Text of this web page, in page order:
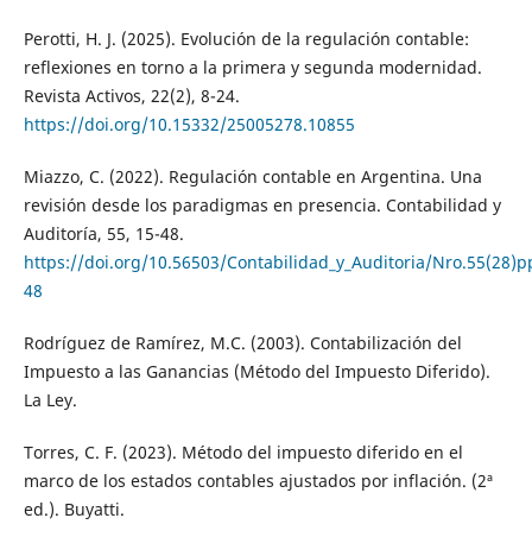
Perotti, H. J. (2025). Evolución de la regulación contable:
reflexiones en torno a la primera y segunda modernidad.
Revista Activos, 22(2), 8-24.
https://doi.org/10.15332/25005278.10855
Miazzo, C. (2022). Regulación contable en Argentina. Una
revisión desde los paradigmas en presencia. Contabilidad y
Auditoría, 55, 15-48.
https://doi.org/10.56503/Contabilidad_y_Auditoria/
48
Rodríguez de Ramírez, M.C. (2003). Contabilización del
Impuesto a las Ganancias (Método del Impuesto Diferido).
La Ley.
Torres, C. F. (2023). Método del impuesto diferido en el
marco de los estados contables ajustados por inflación. (2ª
ed.). Buyatti.